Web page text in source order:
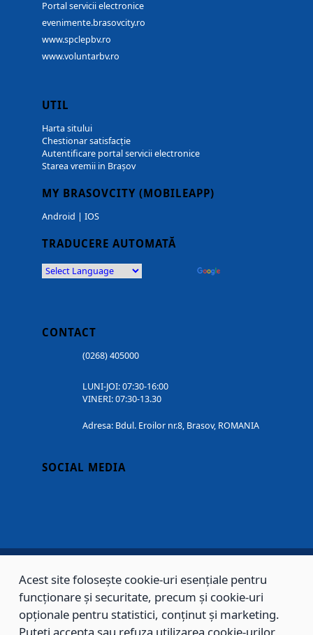
Portal servicii electronice
evenimente.brasovcity.ro
www.spclepbv.ro
www.voluntarbv.ro
UTIL
Harta sitului
Chestionar satisfacție
Autentificare portal servicii electronice
Starea vremii in Brașov
MY BRASOVCITY (MOBILEAPP)
Android | IOS
TRADUCERE AUTOMATĂ
CONTACT
(0268) 405000
LUNI-JOI: 07:30-16:00
VINERI: 07:30-13.30
Adresa: Bdul. Eroilor nr.8, Brasov, ROMANIA
SOCIAL MEDIA
Copyright © 2002 - 2026 - PRIMĂRIA MUNICIPIULUI BRAȘOV, toate drepturile
rezervate.
Acest site folosește cookie-uri esențiale pentru
funcționare și securitate, precum și cookie-uri
opționale pentru statistici, conținut și marketing.
Puteți accepta sau refuza utilizarea cookie-urilor